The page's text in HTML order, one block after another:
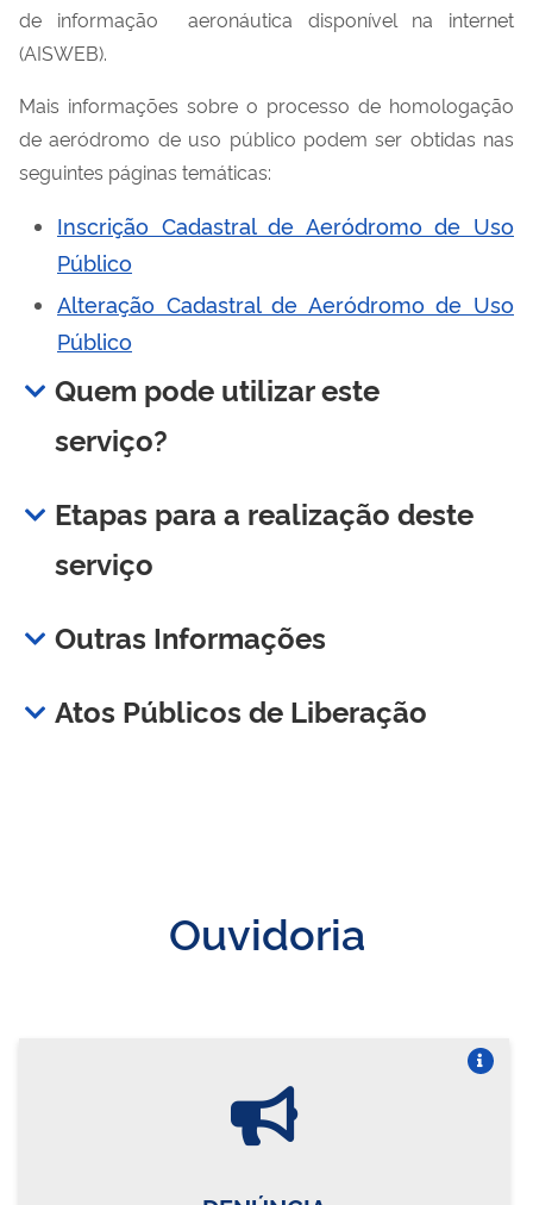
de informação aeronáutica disponível na internet
(AISWEB).
Mais informações sobre o processo de homologação
de aeródromo de uso público podem ser obtidas nas
seguintes páginas temáticas:
Inscrição Cadastral de Aeródromo de Uso
Público
Alteração Cadastral de Aeródromo de Uso
Público
Quem pode utilizar este
serviço?
Etapas para a realização deste
serviço
Outras Informações
Atos Públicos de Liberação
Ouvidoria